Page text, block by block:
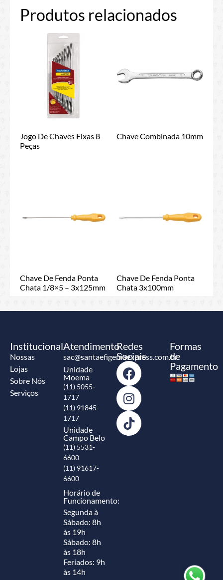
Produtos relacionados
Jogo De Chaves Fixas 8
Peças
Chave Combinada 10mm
Chave De Fenda Ponta
Chata 1/8×5 – 3x125mm
Chave De Fenda Ponta
Chata 3x100mm
Institucional
Nossas
Lojas
Sobre Nós
Serviços
Atendimento
sac@santaefigeniaexpress.com.br
Unidade
Moema
(11) 5055-
1717
(11) 91845-
1717
Unidade
Campo Belo
(11) 5531-
6600
(11) 91617-
6600
Horário de
Funcionamento:
Segunda à
Sábado: 8h
às 19h
Sábado: 8h
às 18h
Feriados: 9h
às 14h
Redes
Sociais
Formas
de
Pagamento